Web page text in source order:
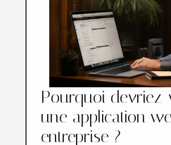
Pourquoi
une application
entreprise ?